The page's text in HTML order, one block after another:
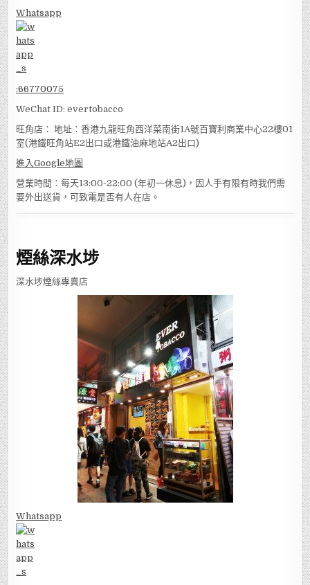
Whatsapp
:66770075
WeChat ID: evertobacco
旺角店： 地址：香港九龍旺角西洋菜南街1A號百寶利商業中心22樓01
室(港鐵旺角站E2出口或港鐵油麻地站A2出口)
進入Google地圖
營業時間：每天13:00-22:00 (年初一休息)，因人手有限有時我們需
要外出送貨，可致電是否有人在店。
煙絲深水埗
深水埗煙絲專賣店
Whatsapp